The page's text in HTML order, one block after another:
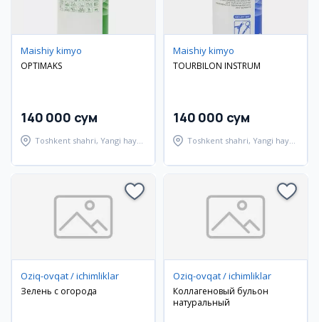
Maishiy kimyo
OPTIMAKS
140 000 сум
Toshkent shahri, Yangi hayot
Maishiy kimyo
TOURBILON INSTRUM
140 000 сум
Toshkent shahri, Yangi hayot
Oziq-ovqat / ichimliklar
Зелень с огорода
Oziq-ovqat / ichimliklar
Коллагеновый бульон
натуральный